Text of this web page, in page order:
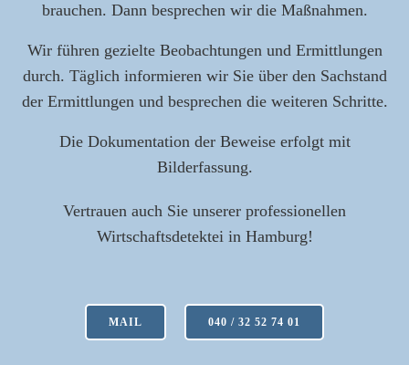
brauchen. Dann besprechen wir die Maßnahmen.
Wir führen gezielte Beobachtungen und Ermittlungen
durch. Täglich informieren wir Sie über den Sachstand
der Ermittlungen und besprechen die weiteren Schritte.
Die Dokumentation der Beweise erfolgt mit
Bilderfassung.
Vertrauen auch Sie unserer professionellen
Wirtschaftsdetektei in Hamburg!
MAIL 040 / 32 52 74 01